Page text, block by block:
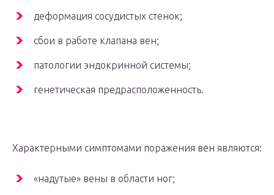
деформация сосудистых стенок;
сбои в работе клапана вен;
патологии эндокринной системы;
генетическая предрасположенность.
Характерными симптомами поражения вен являются:
«надутые» вены в области ног;